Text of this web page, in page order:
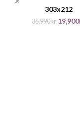
303x212
36,990kr 19,900